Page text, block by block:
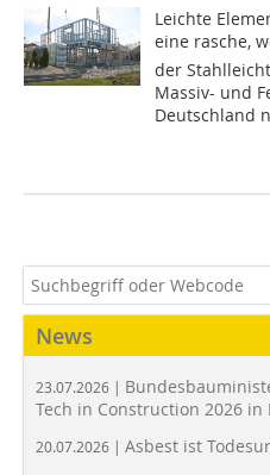
Leichte
eine rasche,
der
Massiv- und
Deutschland
News
23.07.2026 |
Tech in Construction 2026 in
20.07.2026 | Asbest ist